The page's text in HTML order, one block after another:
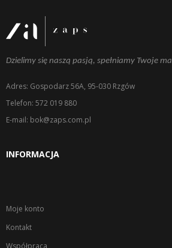
Dzielimy się naszą pasją, spełniamy Twoje
Adres: Gospodarz 56A, 95-030 Rzgów
Telefon: 572 019 880
E-mail: bok@zaps.com.pl
INFORMACJA
Moje konto
Kontakt
Współpraca